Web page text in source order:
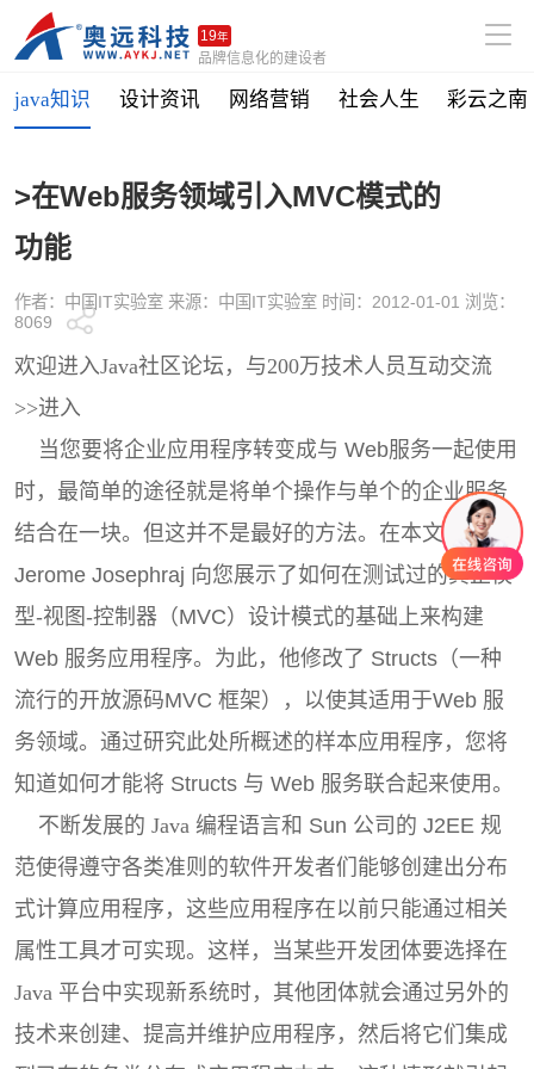
19年
品牌信息化的建设者
java知识 设计资讯 网络营销 社会人生 彩云之南
>在Web服务领域引入MVC模式的
功能
作者：中国IT实验室 来源：中国IT实验室 时间：2012-01-01 浏览：
8069
欢迎进入Java社区论坛，与200万技术人员互动交流
>>进入
当您要将企业应用程序转变成与 Web服务一起使用
时，最简单的途径就是将单个操作与单个的企业服务
结合在一块。但这并不是最好的方法。在本文中，
Jerome Josephraj 向您展示了如何在测试过的真正模
型-视图-控制器（MVC）设计模式的基础上来构建
Web 服务应用程序。为此，他修改了 Structs（一种
流行的开放源码MVC 框架），以使其适用于Web 服
务领域。通过研究此处所概述的样本应用程序，您将
知道如何才能将 Structs 与 Web 服务联合起来使用。
不断发展的 Java编程语言和 Sun 公司的 J2EE 规
范使得遵守各类准则的软件开发者们能够创建出分布
式计算应用程序，这些应用程序在以前只能通过相关
属性工具才可实现。这样，当某些开发团体要选择在
Java平台中实现新系统时，其他团体就会通过另外的
技术来创建、提高并维护应用程序，然后将它们集成